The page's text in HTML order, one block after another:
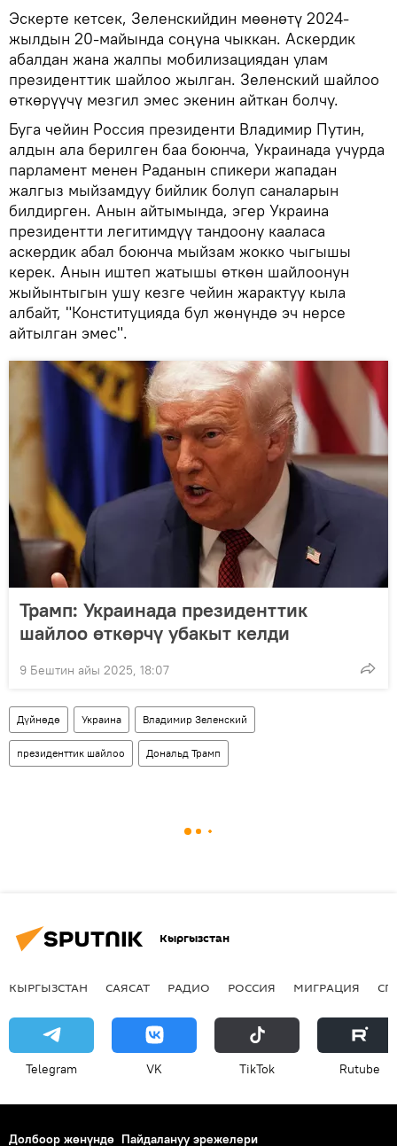
Эскерте кетсек, Зеленскийдин мөөнөтү 2024-
жылдын 20-майында соңуна чыккан. Аскердик
абалдан жана жалпы мобилизациядан улам
президенттик шайлоо жылган. Зеленский шайлоо
өткөрүүчү мезгил эмес экенин айткан болчу.
Буга чейин Россия президенти Владимир Путин,
алдын ала берилген баа боюнча, Украинада учурда
парламент менен Раданын спикери жападан
жалгыз мыйзамдуу бийлик болуп саналарын
билдирген. Анын айтымында, эгер Украина
президентти легитимдүү тандоону кааласа
аскердик абал боюнча мыйзам жокко чыгышы
керек. Анын иштеп жатышы өткөн шайлоонун
жыйынтыгын ушу кезге чейин жарактуу кыла
албайт, "Конституцияда бул жөнүндө эч нерсе
айтылган эмес".
Трамп: Украинада президенттик
шайлоо өткөрчү убакыт келди
9 Бештин айы 2025, 18:07
Дүйнөдө Украина Владимир Зеленский
президенттик шайлоо Дональд Трамп
Кыргызстан
КЫРГЫЗСТАН САЯСАТ РАДИО РОССИЯ МИГРАЦИЯ
Telegram VK ТikТоk Rutube
Долбоор жөнүндө Пайдалануу эрежелери